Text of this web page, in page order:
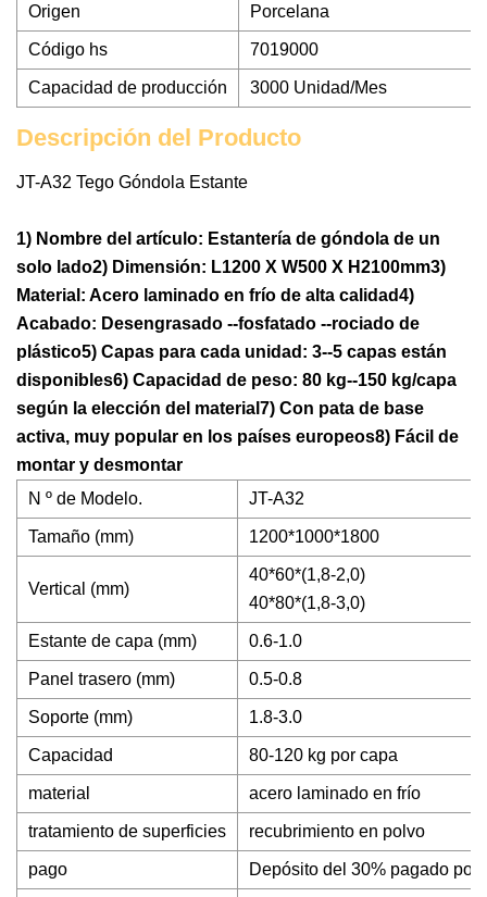
Origen Porcelana
Código hs 7019000
Capacidad de producción 3000 Unidad/Mes
Descripción del Producto
JT-A32 Tego Góndola Estante
1) Nombre del artículo: Estantería de góndola de un
solo lado2) Dimensión: L1200 X W500 X H2100mm3)
Material: Acero laminado en frío de alta calidad4)
Acabado: Desengrasado --fosfatado --rociado de
plástico5) Capas para cada unidad: 3--5 capas están
disponibles6) Capacidad de peso: 80 kg--150 kg/capa
según la elección del material7) Con pata de base
activa, muy popular en los países europeos8) Fácil de
montar y desmontar
N º de Modelo.
JT-A32
Tamaño (mm) 1200*1000*1800
Vertical (mm)
40*60*(1,8-2,0)
40*80*(1,8-3,0)
Estante de capa (mm) 0.6-1.0
Panel trasero (mm) 0.5-0.8
Soporte (mm) 1.8-3.0
Capacidad 80-120 kg por capa
material acero laminado en frío
tratamiento de superficies recubrimiento en polvo
pago Depósito del 30% pagado por